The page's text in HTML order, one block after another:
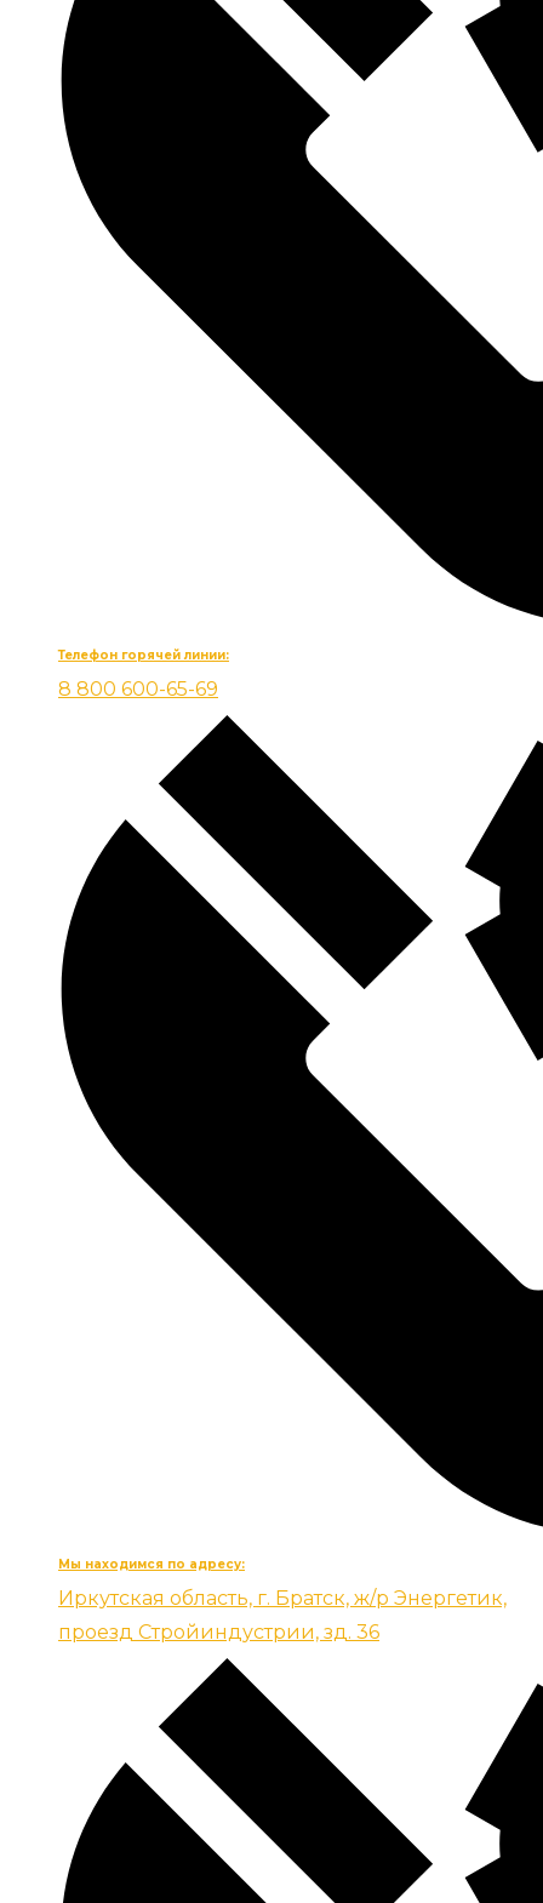
Телефон горячей линии:
8 800 600-65-69
Мы находимся по адресу:
Иркутская область, г. Братск, ж/р Энергетик,
проезд Стройиндустрии, зд. 36